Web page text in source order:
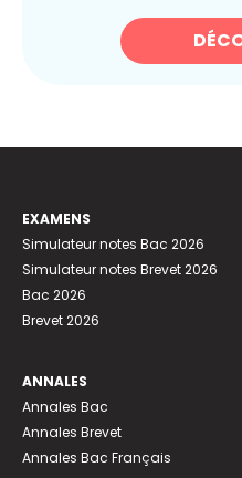
EXAMENS
Simulateur notes Bac 2026
Simulateur notes Brevet 2026
Bac 2026
Brevet 2026
ANNALES
Annales Bac
Annales Brevet
Annales Bac Français